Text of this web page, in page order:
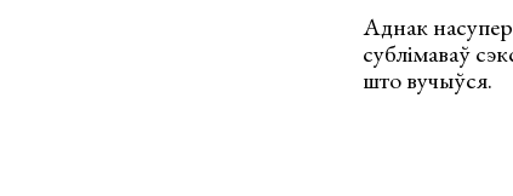
Аднак
сублімаваў
што вучыўся.